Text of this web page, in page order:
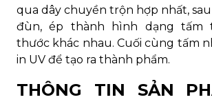
qua dây chuyền trộn hợp nhất,
đùn, ép thành hình dạng tấm
thước khác nhau. Cuối cùng tấm
in UV để tạo ra thành phẩm.
THÔNG TIN SẢN